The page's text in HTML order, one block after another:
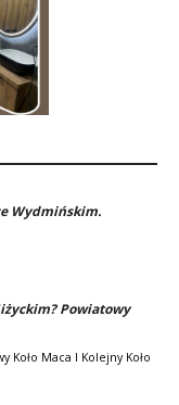
Wydmińskim.
Powiatowy
Koło Maca I Kolejny Koło